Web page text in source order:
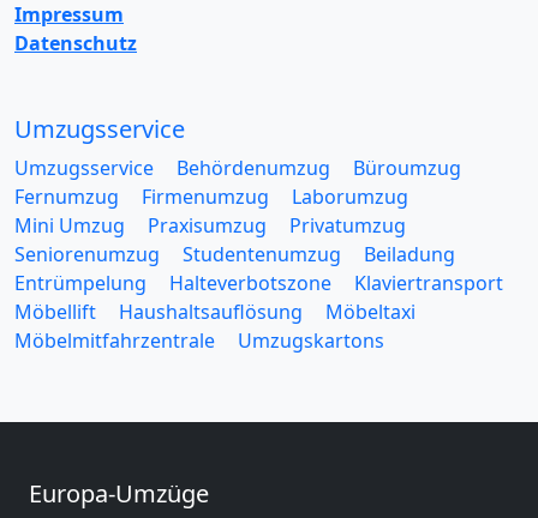
Impressum
Datenschutz
Umzugsservice
Umzugsservice Behördenumzug
Büroumzug
Fernumzug
Firmenumzug
Laborumzug
Mini Umzug
Praxisumzug
Privatumzug
Seniorenumzug
Studentenumzug
Beiladung
Entrümpelung
Halteverbotszone
Klaviertransport
Möbellift
Haushaltsauflösung
Möbeltaxi
Möbelmitfahrzentrale
Umzugskartons
Europa-Umzüge